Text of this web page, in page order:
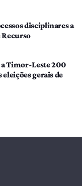
disciplinares a
Timor-Leste 200
gerais de